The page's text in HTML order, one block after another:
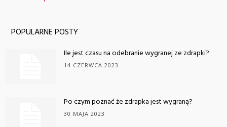
POPULARNE POSTY
Ile jest czasu na odebranie wygranej ze zdrapki?
14 CZERWCA 2023
Po czym poznać że zdrapka jest wygraną?
30 MAJA 2023